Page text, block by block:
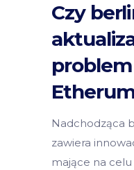
Czy
problem
Nadchodząca
zawiera
mające na